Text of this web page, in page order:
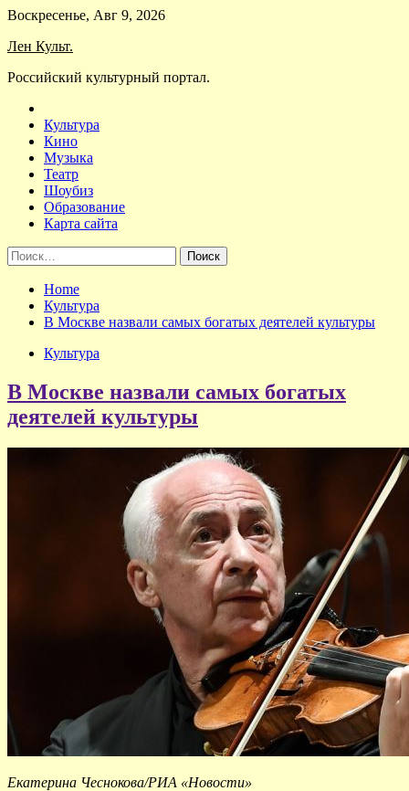
Skip
content
Воскресенье, Авг 9, 2026
Лен Культ.
Российский культурный портал.
Культура
Кино
Музыка
Театр
Шоубиз
Образование
Карта сайта
Найти:
Home
Культура
В Москве назвали самых богатых деятелей культуры
Культура
В Москве назвали самых богатых
деятелей культуры
Екатерина Чеснокова/РИА «Новости»